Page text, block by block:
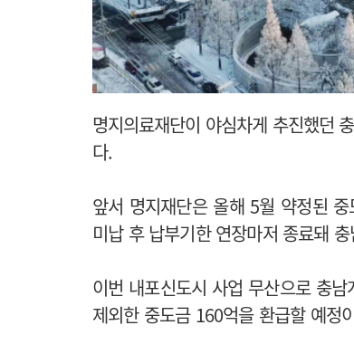
명지의료재단이 야심차게 추진했던
다.
앞서 명지재단은 올해 5월 약정된
미납 후 납부기한 연장마저 종료돼
이번 내포신도시 사업 무산으로 충
제외한 중도금 160억을 환급할 예정